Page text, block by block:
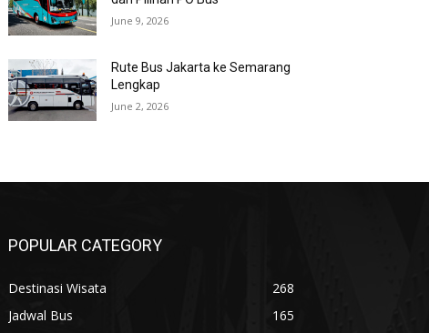
June 9, 2026
Rute Bus Jakarta ke Semarang
Lengkap
June 2, 2026
POPULAR CATEGORY
Destinasi Wisata
268
Jadwal Bus
165